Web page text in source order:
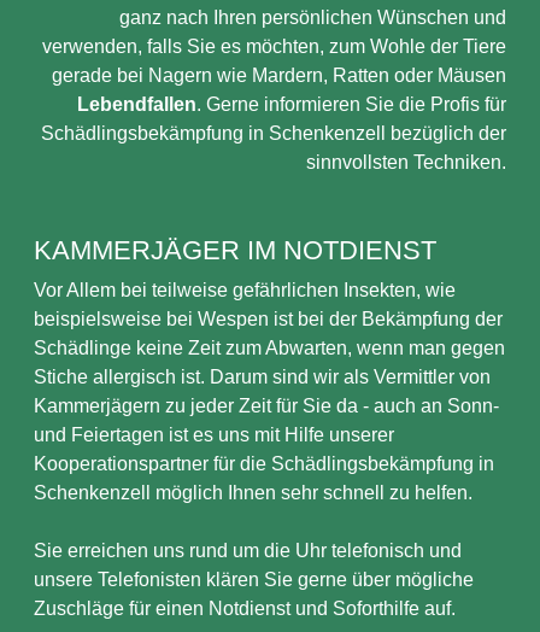
ganz nach Ihren persönlichen Wünschen und
verwenden, falls Sie es möchten, zum Wohle der Tiere
gerade bei Nagern wie Mardern, Ratten oder Mäusen
Lebendfallen. Gerne informieren Sie die Profis für
Schädlingsbekämpfung in Schenkenzell bezüglich der
sinnvollsten Techniken.
KAMMERJÄGER IM NOTDIENST
Vor Allem bei teilweise gefährlichen Insekten, wie
beispielsweise bei Wespen ist bei der Bekämpfung der
Schädlinge keine Zeit zum Abwarten, wenn man gegen
Stiche allergisch ist. Darum sind wir als Vermittler von
Kammerjägern zu jeder Zeit für Sie da - auch an Sonn-
und Feiertagen ist es uns mit Hilfe unserer
Kooperationspartner für die Schädlingsbekämpfung in
Schenkenzell möglich Ihnen sehr schnell zu helfen.
Sie erreichen uns rund um die Uhr telefonisch und
unsere Telefonisten klären Sie gerne über mögliche
Zuschläge für einen Notdienst und Soforthilfe auf.